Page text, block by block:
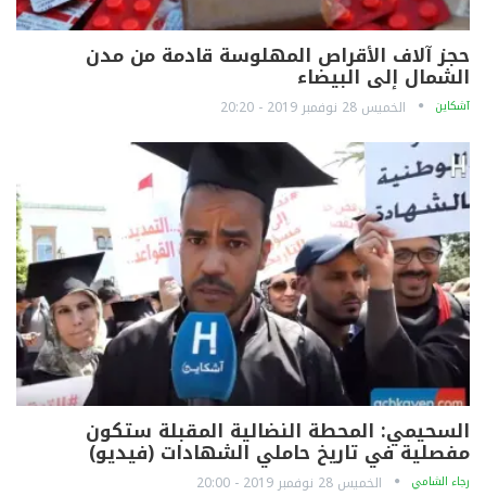
حجز آلاف الأقراص المهلوسة قادمة من مدن
الشمال إلى البيضاء
آشكاين الخميس 28 نوفمبر 2019 - 20:20
السحيمي: المحطة النضالية المقبلة ستكون
مفصلية في تاريخ حاملي الشهادات (فيديو)
رجاء الشامي الخميس 28 نوفمبر 2019 - 20:00